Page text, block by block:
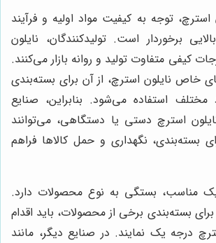
توجه به کیفیت مواد اولیه و فرآیند
برخوردار است. تولیدکنندگان، نایلون
کیفی متفاوت تولید و روانه بازار می‌کنند.
خاص نایلون استرچ، از آن برای بسته‌بندی
مختلف استفاده می‌شود. بنابراین، صنایع
استرچ دستی یا دستگاهی، می‌توانند
بسته‌بندی، نگهداری و حمل کالاها فراهم
مناسب، بستگی به نوع محصولات دارد.
بسته‌بندی برخی از محصولات، باید اقدام
درجه یک نمایند. در صنایع دیگر، مانند